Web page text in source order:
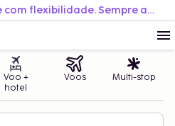
Reserve facilmente. Viaje com flexibilidade. Sempre ao melhor preço.
Voo +
hotel
Voos Multi-stop